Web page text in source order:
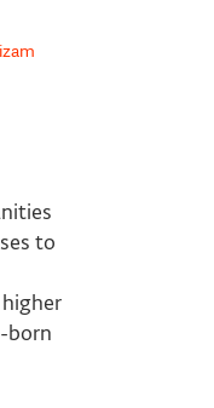
to
born